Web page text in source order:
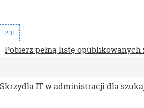
PDF
Pobierz pełną listę opublikowanych
Skrzydla IT w administracji dla